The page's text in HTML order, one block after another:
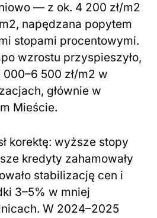
— z ok. 4 200 zł/m2
napędzana popytem
stopami procentowymi.
wzrostu przyspieszyło,
500 zł/m2 w
głównie w
Mieście.
korektę: wyższe stopy
kredyty zahamowały
stabilizację cen i
3–5% w mniej
W 2024–2025